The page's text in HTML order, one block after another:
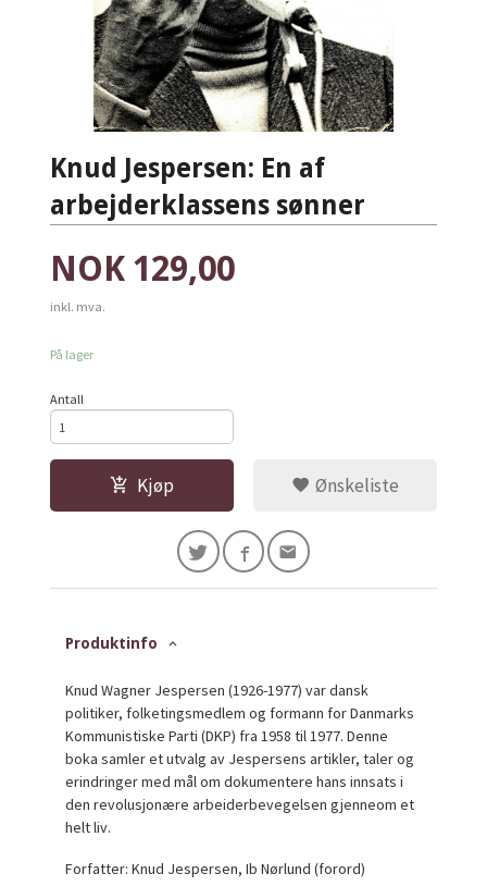
Knud Jespersen: En af
arbejderklassens sønner
Pris
NOK 129,00
inkl. mva.
På lager
Antall
Kjøp Ønskeliste
Produktinfo
Knud Wagner Jespersen (1926-1977) var dansk
politiker, folketingsmedlem og formann for Danmarks
Kommunistiske Parti (DKP) fra 1958 til 1977. Denne
boka samler et utvalg av Jespersens artikler, taler og
erindringer med mål om dokumentere hans innsats i
den revolusjonære arbeiderbevegelsen gjenneom et
helt liv.
Forfatter: Knud Jespersen, Ib Nørlund (forord)